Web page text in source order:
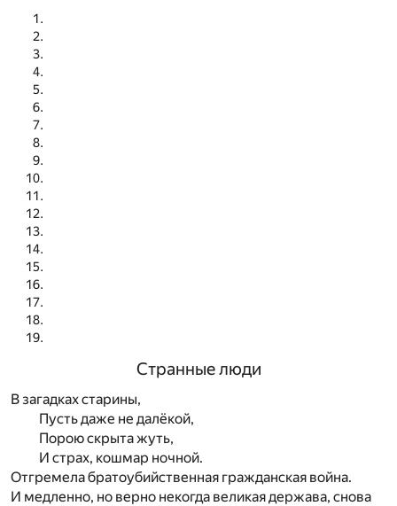
Странные люди
В загадках старины,
Пусть даже не далёкой,
Порою скрыта жуть,
И страх, кошмар ночной.
Отгремела братоубийственная гражданская война.
И медленно, но верно некогда великая держава, снова